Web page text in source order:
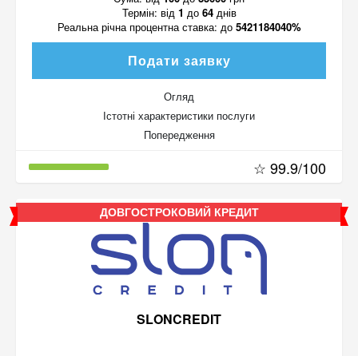
Термін: від 1 до 64днів
Реальна річна процентна ставка: до 5421184040%
Подати заявку
Огляд
Істотні характеристики послуги
Попередження
☆ 99.9/100
ДОВГОСТРОКОВИЙ КРЕДИТ
SLONCREDIT